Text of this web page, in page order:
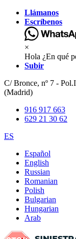
Llámanos
Escríbenos
×
Hola ¿En qué
Subir
C/ Bronce, nº 7 -
(Madrid)
916 917 663
629 21 30 62
ES
Español
English
Russian
Romanian
Polish
Bulgarian
Hungarian
Arab